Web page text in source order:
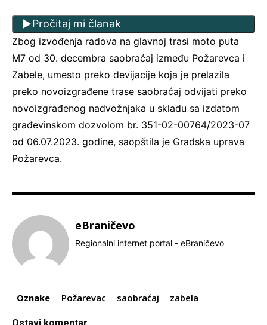
Pročitaj mi članak
Zbog izvođenja radova na glavnoj trasi moto puta
M7 od 30. decembra saobraćaj između Požarevca i
Zabele, umesto preko devijacije koja je prelazila
preko novoizgrađene trase saobraćaj odvijati preko
novoizgrađenog nadvožnjaka u skladu sa izdatom
građevinskom dozvolom br. 351-02-00764/2023-07
od 06.07.2023. godine, saopštila je Gradska uprava
Požarevca.
eBraničevo
Regionalni internet portal - eBraničevo
Oznake Požarevac saobraćaj zabela